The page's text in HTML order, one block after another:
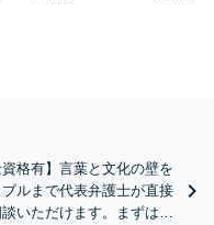
格有】言葉と文化の壁を
ルまで代表弁護士が直接
いただけます。まずは一